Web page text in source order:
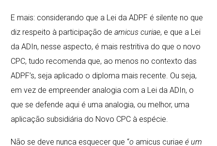
E mais: considerando que a Lei da ADPF é silente no que
diz respeito à participação deamicus curiae, e que a Lei
da ADIn, nesse aspecto, é mais restritiva do que o novo
CPC, tudo recomenda que, ao menos no contexto das
ADPF’s, seja aplicado o diploma mais recente. Ou seja,
em vez de empreender analogia com a Lei da ADIn, o
que se defende aqui é uma analogia, ou melhor, uma
aplicação subsidiária do Novo CPC à espécie.
Não se deve nunca esquecer que “o amicus curiae é um